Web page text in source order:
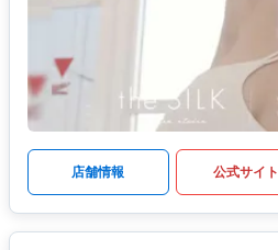
店舗情報 公式サイト